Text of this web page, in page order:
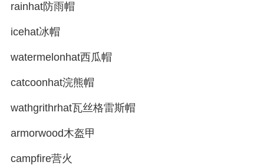
rainhat防雨帽
icehat冰帽
watermelonhat西瓜帽
catcoonhat浣熊帽
wathgrithrhat瓦丝格雷斯帽
armorwood木盔甲
campfire营火